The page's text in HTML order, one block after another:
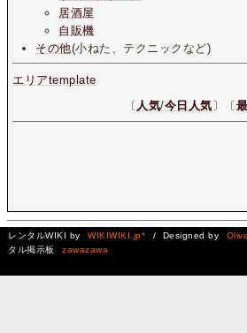
居酒屋
自販機
その他(小ねた、テクニックなど)
エリアtemplate
〔 人気/今日人気 〕〔
レンタルWIKI by WIKIWIKI.jp* / Designed by
タル掲示板
zawazawa